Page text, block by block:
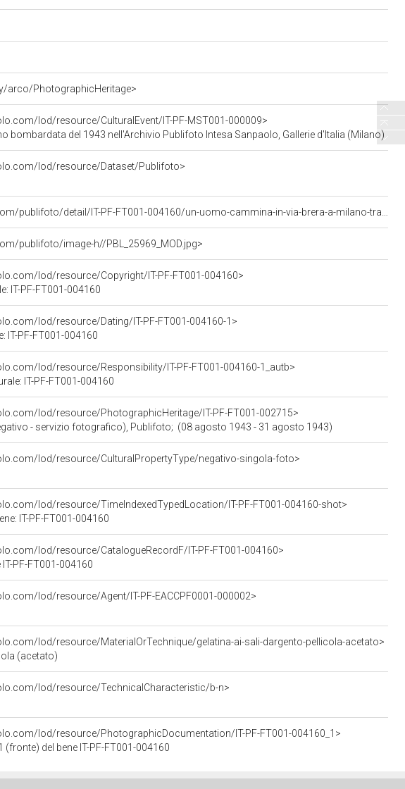
arco/PhotographicHeritage>
lod/resource/CulturalEvent/IT-PF-MST001-000009>
bombardata del 1943 nell'Archivio Publifoto Intesa Sanpaolo, Gallerie d'Italia (Milano)
lod/resource/Dataset/Publifoto>
publifoto/image-h//PBL_25969_MOD.jpg>
lod/resource/Copyright/IT-PF-FT001-004160>
IT-PF-FT001-004160
lod/resource/Dating/IT-PF-FT001-004160-1>
IT-PF-FT001-004160
lod/resource/Responsibility/IT-PF-FT001-004160-1_autb>
IT-PF-FT001-004160
lod/resource/PhotographicHeritage/IT-PF-FT001-002715>
- servizio fotografico), Publifoto; (08 agosto 1943 - 31 agosto 1943)
lod/resource/CulturalPropertyType/negativo-singola-foto>
lod/resource/TimeIndexedTypedLocation/IT-PF-FT001-004160-shot>
IT-PF-FT001-004160
lod/resource/CatalogueRecordF/IT-PF-FT001-004160>
PF-FT001-004160
lod/resource/Agent/IT-PF-EACCPF0001-000002>
lod/resource/MaterialOrTechnique/gelatina-ai-sali-dargento-pellicola-acetato>
(acetato)
lod/resource/TechnicalCharacteristic/b-n>
lod/resource/PhotographicDocumentation/IT-PF-FT001-004160_1>
del bene IT-PF-FT001-004160